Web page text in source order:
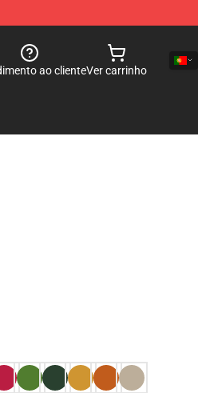
ao clienteVer carrinho